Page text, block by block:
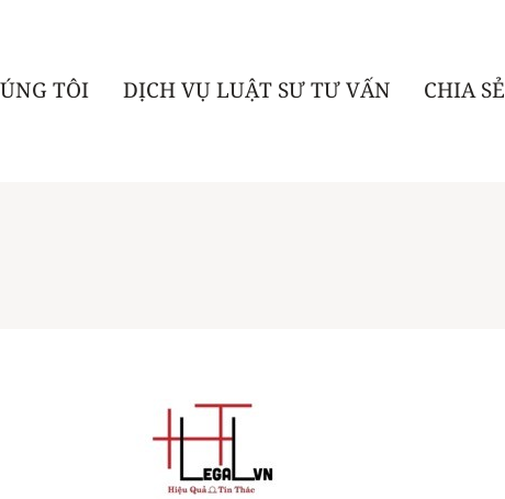
TÔI DỊCH VỤ LUẬT SƯ TƯ VẤN CHIA SẺ